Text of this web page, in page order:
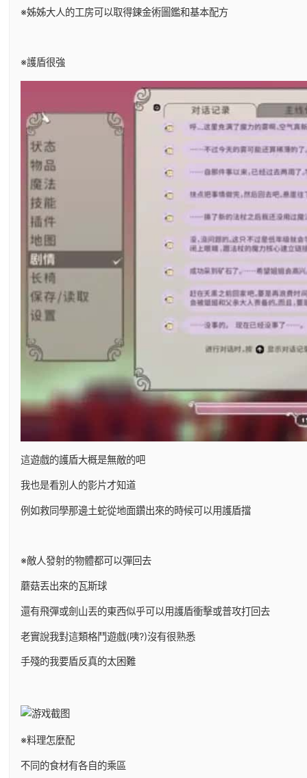
※姊姊大人的工房可以取得鍊金術圖鑑和基本配方
※護盾很強
這遊戲的護盾大概是無敵的吧
我也是看別人的影片才知道
例如救同學那邊土蛇從地面鑽出來的時候可以用護盾擋
※敵人發射的物體都可以彈回去
蘑菇丟出來的瓦斯球
還有飛彈或劍山丟的東西似乎可以用護盾衝擊或普攻打回去
老實說我對這類格鬥遊戲(咦?)沒有很熟悉
手殘的我要盾反真的太困難
※料理怎麼配
不同的食材有各自的乘區